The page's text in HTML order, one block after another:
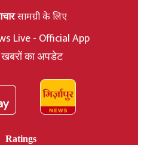
सामग्री के लिए
Live - Official App
का अपडेट
Ratings